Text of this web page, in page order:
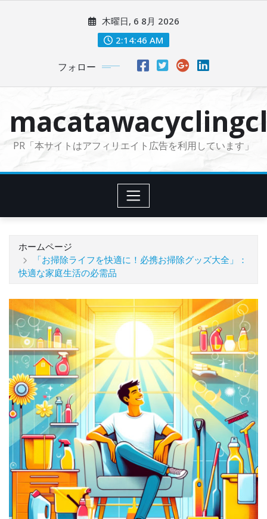
に
木曜日, 6 8月 2026
2:14:47 AM
フォロー
PR「本サイトはアフィリエイト広告を利用しています」
ホームページ
「お掃除ライフを快適に！必携お掃除グッズ大全」：
快適な家庭生活の必需品